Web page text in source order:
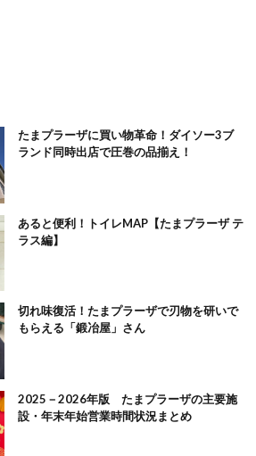
たまプラーザに買い物革命！ダイソー3ブ
ランド同時出店で圧巻の品揃え！
あると便利！トイレMAP【たまプラーザ テ
ラス編】
切れ味復活！たまプラーザで刃物を研いで
もらえる「鍛冶屋」さん
2025－2026年版 たまプラーザの主要施
設・年末年始営業時間状況まとめ